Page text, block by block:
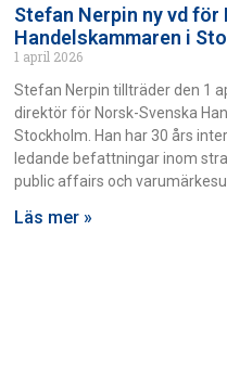
Stefan Nerpin ny vd för
Handelskammaren i
1 april 2026
Stefan Nerpin tillträder den 1
direktör för Norsk-Svenska
Stockholm. Han har 30 års
ledande befattningar inom
public affairs och
Läs mer »